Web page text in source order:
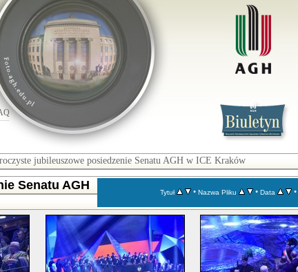
jubileuszowe posiedzenie Senatu AGH w ICE Kraków
Senatu AGH
Tytuł • Nazwa Pliku • Data •